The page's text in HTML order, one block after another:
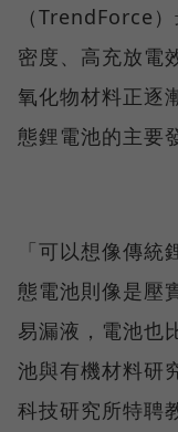
（TrendForce
密度、高充放電
氧化物材料正逐
態鋰電池的主要
「可以想像傳
態電池則像是壓
易漏液，電池也
池與有機材料研
科技研究所特聘